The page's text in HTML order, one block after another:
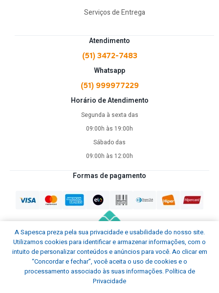
Atendimento
(51) 3472-7483
Whatsapp
(51) 999977229
Horário de Atendimento
Segunda à sexta das
09:00h às 19:00h
Sábado das
09:00h às 12:00h
Serviços de Entrega
Formas de pagamento
A Sapesca preza pela sua privacidade e usabilidade do nosso site.
Utilizamos cookies para identificar e armazenar informações, com o
intuito de personalizar conteúdos e anúncios para você. Ao clicar em
“Concordar e fechar”, você aceita o uso de cookies e o
processamento associado às suas informações.Política de
Privacidade